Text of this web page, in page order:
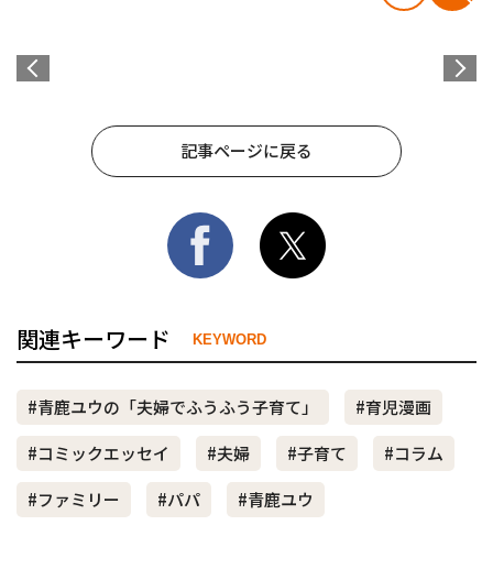
記事ページに戻る
関連キーワード KEYWORD
#青鹿ユウの「夫婦でふうふう子育て」
#育児漫画
#コミックエッセイ
#夫婦 #子育て
#コラム
#ファミリー
#パパ #青鹿ユウ